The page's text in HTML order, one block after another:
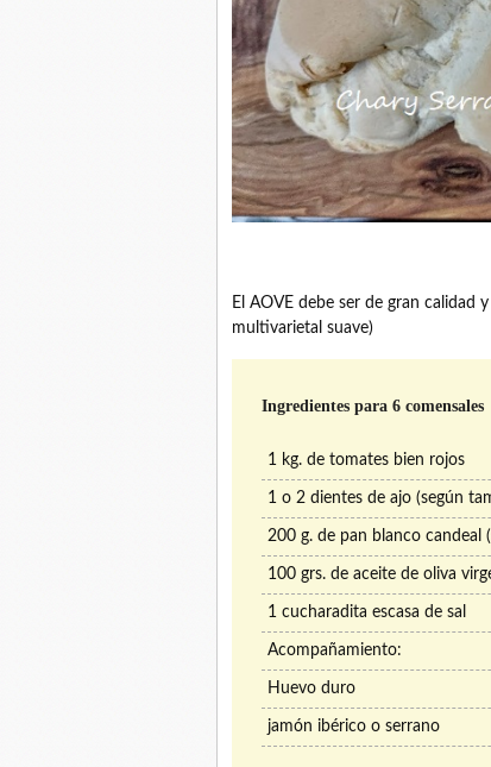
El AOVE debe ser de gran calidad
multivarietal suave)
Ingredientes para 6 comensales
1 kg. de tomates bien rojos
1 o 2 dientes de ajo (según
200 g. de pan blanco candeal
100 grs. de aceite de oliva
1 cucharadita escasa de sal
Acompañamiento:
Huevo duro
jamón ibérico o serrano